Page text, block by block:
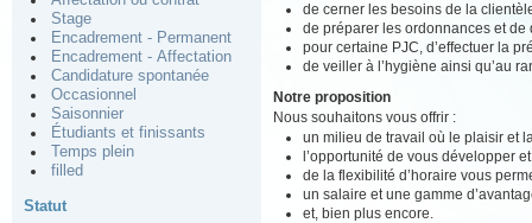
Stage
Encadrement - Permanent
Encadrement - Affectation
Candidature spontanée
Occasionnel
Saisonnier
Étudiants et finissants
Temps plein
filled
Statut
de cerner les besoins de la
de préparer les ordonnances et
pour certaine PJC, d’effectuer la
de veiller à l’hygiène ainsi qu’au
Notre proposition
Nous souhaitons vous offrir :
un milieu de travail où le plaisir et
l’opportunité de vous développer
de la flexibilité d’horaire vous
un salaire et une gamme
et, bien plus encore.